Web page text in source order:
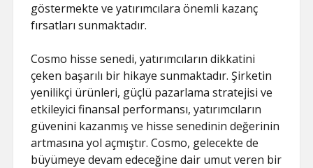
göstermekte ve yatırımcılara önemli kazanç
fırsatları sunmaktadır.
Cosmo hisse senedi, yatırımcıların dikkatini
çeken başarılı bir hikaye sunmaktadır. Şirketin
yenilikçi ürünleri, güçlü pazarlama stratejisi ve
etkileyici finansal performansı, yatırımcıların
güvenini kazanmış ve hisse senedinin değerinin
artmasına yol açmıştır. Cosmo, gelecekte de
büyümeye devam edeceğine dair umut veren bir